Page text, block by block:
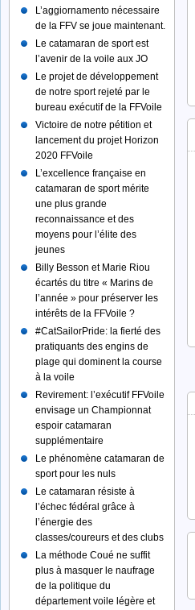
L’aggiornamento nécessaire
de la FFV se joue maintenant.
Le catamaran de sport est
l’avenir de la voile aux JO
Le projet de développement
de notre sport rejeté par le
bureau exécutif de la FFVoile
Victoire de notre pétition et
lancement du projet Horizon
2020 FFVoile
L’excellence française en
catamaran de sport mérite
une plus grande
reconnaissance et des
moyens pour l’élite des
jeunes
Billy Besson et Marie Riou
écartés du titre « Marins de
l’année » pour préserver les
intérêts de la FFVoile ?
#‎CatSailorPride:‬ la fierté des
pratiquants des engins de
plage qui dominent la course
à la voile
Revirement: l’exécutif FFVoile
envisage un Championnat
espoir catamaran
supplémentaire
Le phénomène catamaran de
sport pour les nuls
Le catamaran résiste à
l’échec fédéral grâce à
l’énergie des
classes/coureurs et des clubs
La méthode Coué ne suffit
plus à masquer le naufrage
de la politique du
département voile légère et